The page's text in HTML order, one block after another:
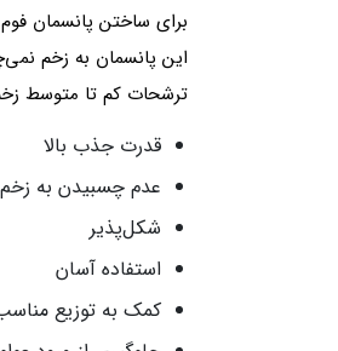
برای ساختن پانسمان
این پانسمان به زخم
ترشحات کم تا متوسط زخم بستر درجه 2 تا 4 را جذب کند. از مزایای
قدرت جذب بالا
عدم چسبیدن به زخم
شکل‌پذیر
استفاده آسان
کمک به توزیع